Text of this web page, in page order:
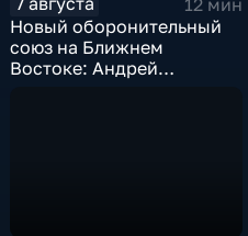
Новый оборонительный
союз на Ближнем
Востоке: Андрей